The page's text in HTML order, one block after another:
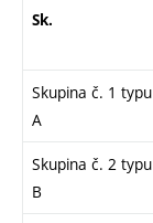
Sk.
Skupina č. 1 typu
A
Skupina č. 2 typu
B